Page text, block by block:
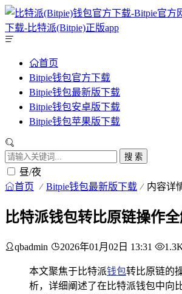
首页
Bitpie钱包官方下载
Bitpie钱包最新版下载
Bitpie钱包安卓版下载
Bitpie钱包苹果版下载
搜 索
昼/夜
首页 Bitpie钱包最新版下载 内容详
比特派钱包转比原链操作
qbadmin 2026年01月02日 13:31
本文聚焦于比特派钱包转比原链的
析，详细阐述了在比特派钱包中向